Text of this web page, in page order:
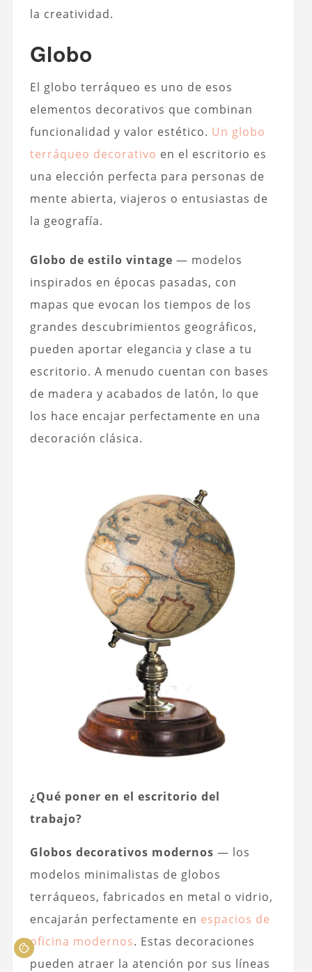
la creatividad.
Globo
El globo terráqueo es uno de esos
elementos decorativos que combinan
funcionalidad y valor estético. Un globo
terráqueo decorativo en el escritorio es
una elección perfecta para personas de
mente abierta, viajeros o entusiastas de
la geografía.
Globo de estilo vintage — modelos
inspirados en épocas pasadas, con
mapas que evocan los tiempos de los
grandes descubrimientos geográficos,
pueden aportar elegancia y clase a tu
escritorio. A menudo cuentan con bases
de madera y acabados de latón, lo que
los hace encajar perfectamente en una
decoración clásica.
¿Qué poner en el escritorio del
trabajo?
Globos decorativos modernos — los
modelos minimalistas de globos
terráqueos, fabricados en metal o vidrio,
encajarán perfectamente en espacios de
oficina modernos. Estas decoraciones
pueden atraer la atención por sus líneas